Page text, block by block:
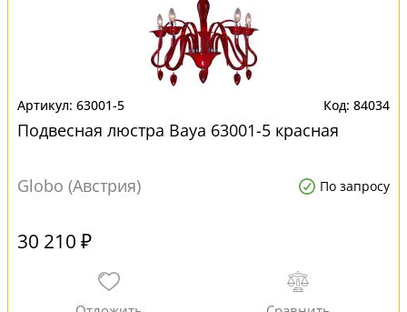
63001-5 84034
Подвесная люстра Baya 63001-5 красная
Globo (Австрия) По запросу
30 210 ₽